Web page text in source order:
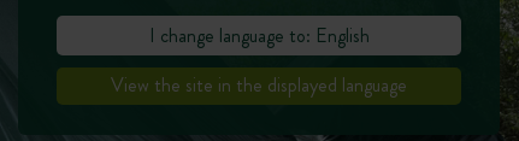
I change language to: English
View the site in the displayed language